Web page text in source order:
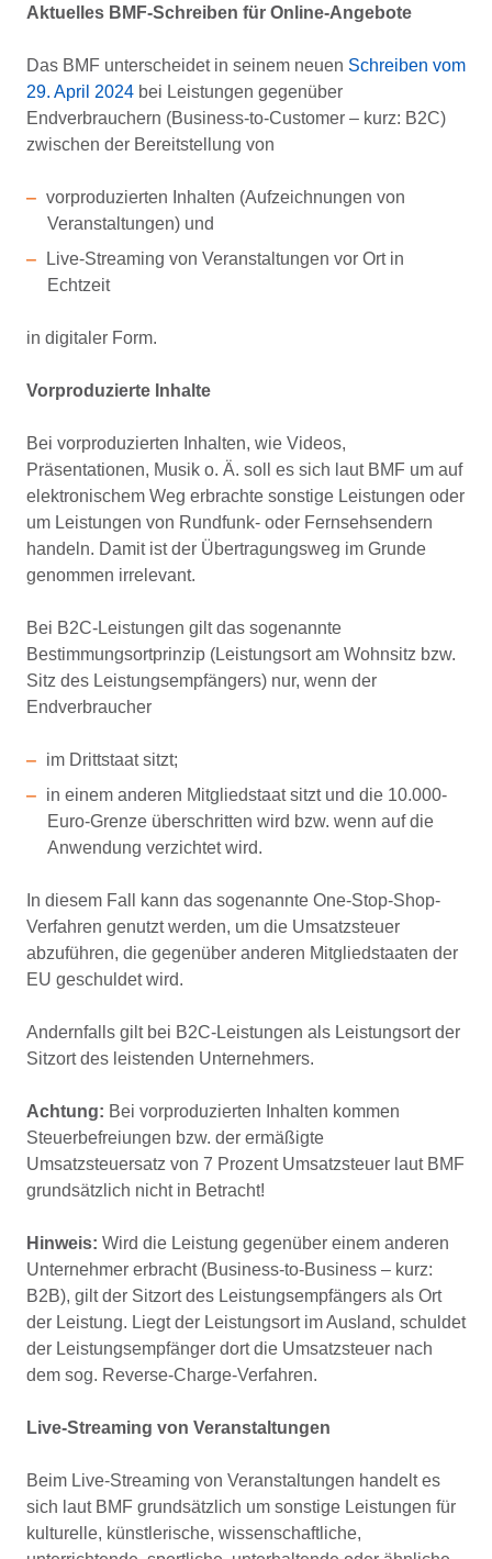
Aktuelles BMF-Schreiben für Online-Angebote
Das BMF unterscheidet in seinem neuen Schreiben vom
29. April 2024 bei Leistungen gegenüber
Endverbrauchern (Business-to-Customer – kurz: B2C)
zwischen der Bereitstellung von
vorproduzierten Inhalten (Aufzeichnungen von
Veranstaltungen) und
Live-Streaming von Veranstaltungen vor Ort in
Echtzeit
in digitaler Form.
Vorproduzierte Inhalte
Bei vorproduzierten Inhalten, wie Videos,
Präsentationen, Musik o. Ä. soll es sich laut BMF um auf
elektronischem Weg erbrachte sonstige Leistungen oder
um Leistungen von Rundfunk- oder Fernsehsendern
handeln. Damit ist der Übertragungsweg im Grunde
genommen irrelevant.
Bei B2C-Leistungen gilt das sogenannte
Bestimmungsortprinzip (Leistungsort am Wohnsitz bzw.
Sitz des Leistungsempfängers) nur, wenn der
Endverbraucher
im Drittstaat sitzt;
in einem anderen Mitgliedstaat sitzt und die 10.000-
Euro-Grenze überschritten wird bzw. wenn auf die
Anwendung verzichtet wird.
In diesem Fall kann das sogenannte One-Stop-Shop-
Verfahren genutzt werden, um die Umsatzsteuer
abzuführen, die gegenüber anderen Mitgliedstaaten der
EU geschuldet wird.
Andernfalls gilt bei B2C-Leistungen als Leistungsort der
Sitzort des leistenden Unternehmers.
Achtung: Bei vorproduzierten Inhalten kommen
Steuerbefreiungen bzw. der ermäßigte
Umsatzsteuersatz von 7 Prozent Umsatzsteuer laut BMF
grundsätzlich nicht in Betracht!
Hinweis: Wird die Leistung gegenüber einem anderen
Unternehmer erbracht (Business-to-Business – kurz:
B2B), gilt der Sitzort des Leistungsempfängers als Ort
der Leistung. Liegt der Leistungsort im Ausland, schuldet
der Leistungsempfänger dort die Umsatzsteuer nach
dem sog. Reverse-Charge-Verfahren.
Live-Streaming von Veranstaltungen
Beim Live-Streaming von Veranstaltungen handelt es
sich laut BMF grundsätzlich um sonstige Leistungen für
kulturelle, künstlerische, wissenschaftliche,